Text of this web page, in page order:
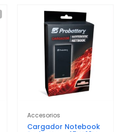
Accesorios
Cargador Notebook